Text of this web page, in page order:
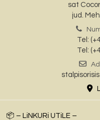
sat
jud.
Tel:
Tel:
📦 – LiNKURi UTiLE –